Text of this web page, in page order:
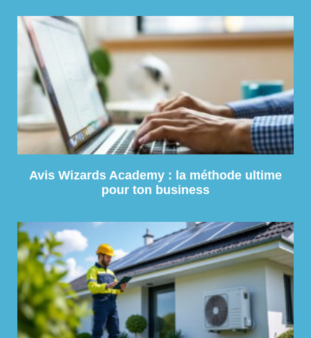
Avis Wizards Academy : la méthode ultime
pour ton business